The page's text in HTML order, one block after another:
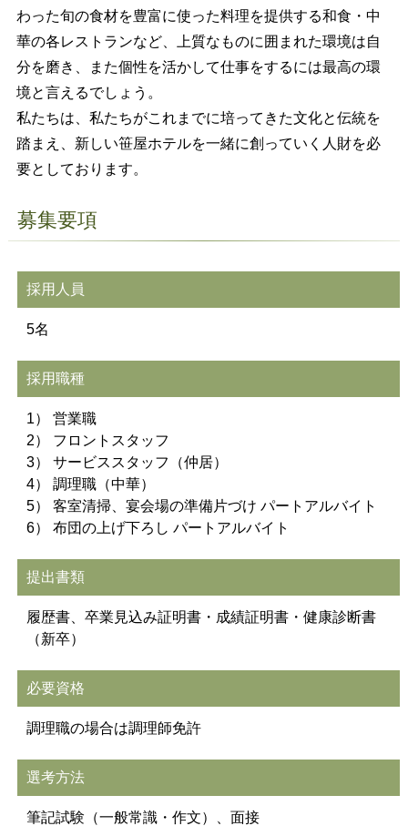
わった旬の食材を豊富に使った料理を提供する和食・中
華の各レストランなど、
上質なものに囲まれた環境は自
分を磨き、また個性を活かして仕事をするには最高の環
境と言えるでしょう。
私たちは、私たちがこれまでに培ってきた文化と伝統を
踏まえ、新しい笹屋ホテルを一緒に創っていく人財を必
要としております。
募集要項
採用人員
5名
採用職種
1） 営業職
2） フロントスタッフ
3） サービススタッフ（仲居）
4） 調理職（中華）
5） 客室清掃、宴会場の準備片づけ パートアルバイト
6） 布団の上げ下ろし パートアルバイト
提出書類
履歴書、卒業見込み証明書・成績証明書・健康診断書
（新卒）
必要資格
調理職の場合は調理師免許
選考方法
筆記試験（一般常識・作文）、面接